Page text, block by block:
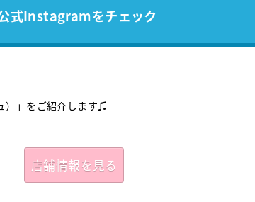
式Instagramをチェック
）」をご紹介します♫
店舗情報を見る